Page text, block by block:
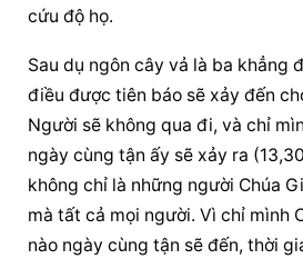
cứu độ họ.
Sau dụ ngôn cây vả là ba khẳng
điều được tiên báo sẽ xảy đến
Người sẽ không qua đi, và chỉ
ngày cùng tận ấy sẽ xảy ra
không chỉ là những người Chúa
mà tất cả mọi người. Vì chỉ mình
nào ngày cùng tận sẽ đến, thời